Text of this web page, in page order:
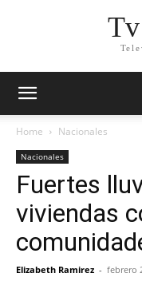
Home Nacionales
Nacionales
Fuertes
viviendas
Elizabeth Ramirez - febrero